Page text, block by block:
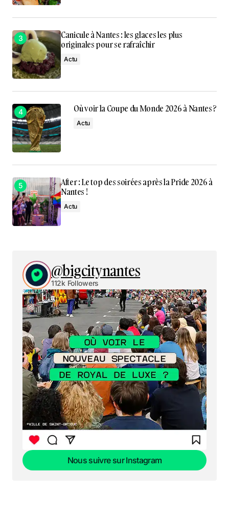
Canicule à Nantes : les glaces les plus
originales pour se rafraîchir
Actu
Où voir la Coupe du Monde 2026 à Nantes ?
Actu
After : Le top des soirées après la Pride 2026 à
Nantes !
Actu
@bigcitynantes
112k Followers
Nous suivre sur Instagram